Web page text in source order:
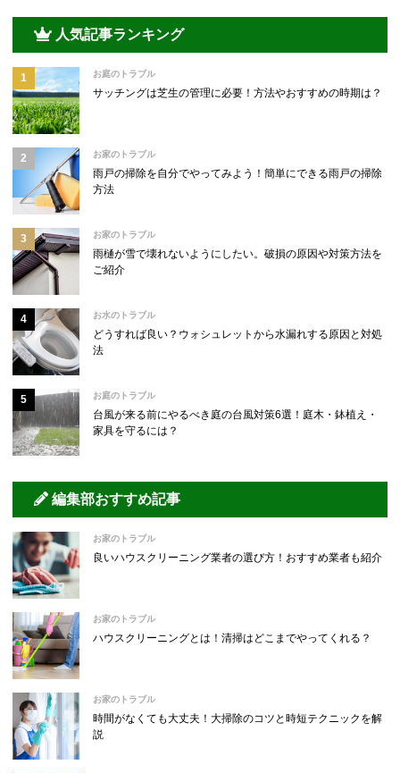
人気記事ランキング
お庭のトラブル
サッチングは芝生の管理に必要！方法やおすすめの時期は？
お家のトラブル
雨戸の掃除を自分でやってみよう！簡単にできる雨戸の掃除
方法
お家のトラブル
雨樋が雪で壊れないようにしたい。破損の原因や対策方法を
ご紹介
お水のトラブル
どうすれば良い？ウォシュレットから水漏れする原因と対処
法
お庭のトラブル
台風が来る前にやるべき庭の台風対策6選！庭木・鉢植え・
家具を守るには？
編集部おすすめ記事
お家のトラブル
良いハウスクリーニング業者の選び方！おすすめ業者も紹介
お家のトラブル
ハウスクリーニングとは！清掃はどこまでやってくれる？
お家のトラブル
時間がなくても大丈夫！大掃除のコツと時短テクニックを解
説